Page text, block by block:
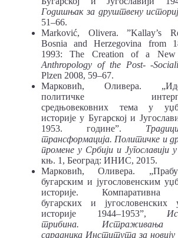
Годишњак за друштвену
51–66.
Marković, Olivera. ”Kallay’s
Bosnia and Herzegovina from
1993: The Creation of a New
Anthropology of the Post- -
Plzen 2008, 59–67.
Марковић, Оливера.
политичке
средњовековних тема у
историје у Бугарској и
1953. године”.
трансформација. Политичке и
промене у Србији и Југославији
књ. 1, Београд: ИНИС, 2015.
Марковић, Оливера.
бугарским и југословенским
историје. Компаративна
бугарских и југословенских
историје 1944–1953”,
трибина. Истраживања
сарадника Института за новију